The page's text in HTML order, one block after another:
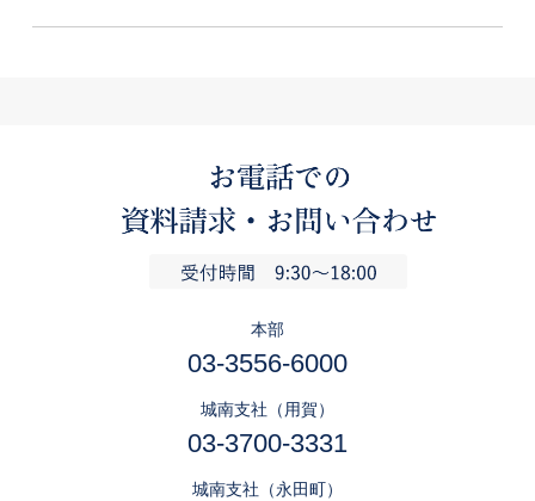
本部
03-3556-6000
城南支社（用賀）
03-3700-3331
城南支社（永田町）